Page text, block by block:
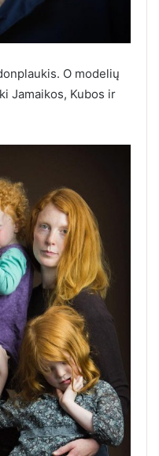
O modelių
Jamaikos, Kubos ir